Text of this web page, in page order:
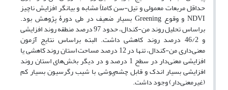
حداقل مربعات معمولی و تیل-سن کاملاً مشابه و بیانگر افزایش ناچیز
NDVI و وقوع Greening بسیار ضعیف در طی دورۀ پژوهش بود.
براساس تحلیل روند من-کندال، حدود 97 درصد منطقه روند افزایشی
و 46/2 درصد روند کاهشی داشت. البته براساس نتایج آزمون
معنی‌داری من-کندال، تنها در 12 درصد مساحت استان روند کاهشی یا
افزایشی معنی‌دار در سطح 1 درصد و در دیگر بخش‌های استان روند
افزایشی بسیار اندک و قابل چشم‌پوشی با شیب رگرسیون بسیار کم
(غیرمعنی‌دار) وجود داشت.